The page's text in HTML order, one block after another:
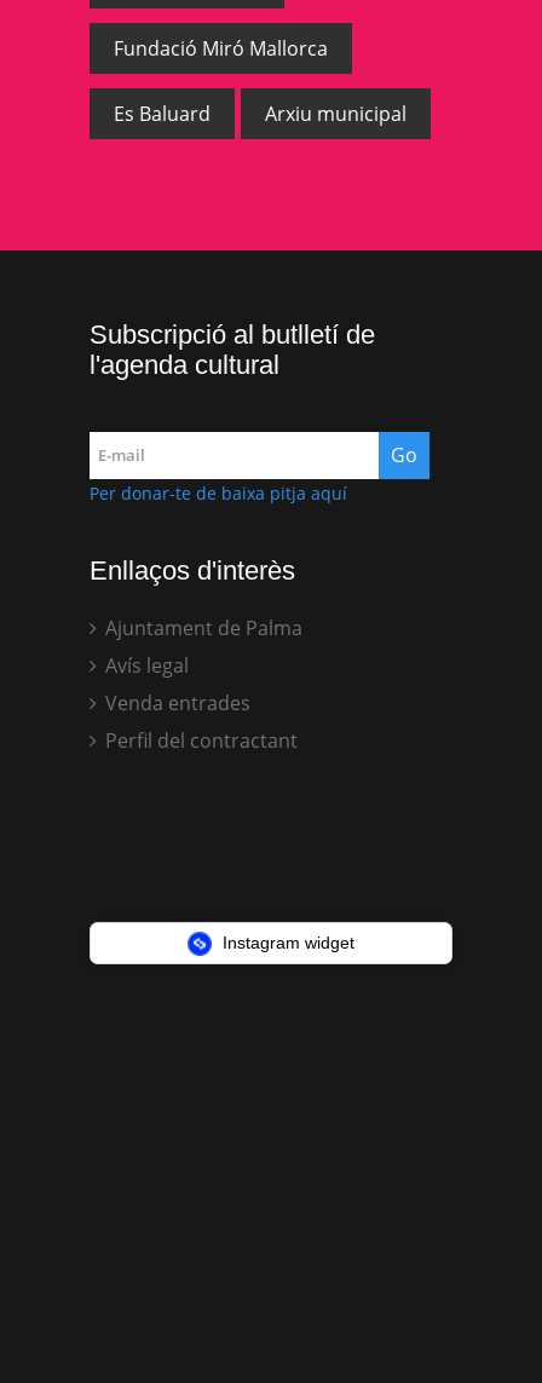
Fundació Miró Mallorca
Es Baluard Arxiu municipal
Subscripció al butlletí de
l'agenda cultural
Per donar-te de baixa pitja aquí
Enllaços d'interès
Ajuntament de Palma
Avís legal
Venda entrades
Perfil del contractant
Instagram widget